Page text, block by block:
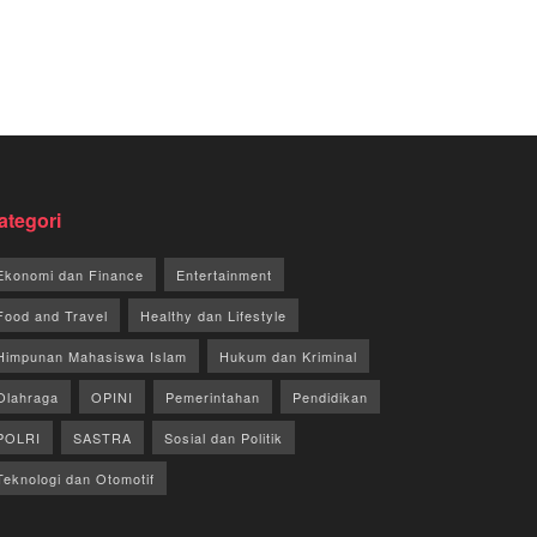
dan Finance Entertainment
and Travel Healthy dan Lifestyle
Mahasiswa Islam Hukum dan Kriminal
OPINI Pemerintahan Pendidikan
SASTRA Sosial dan Politik
dan Otomotif